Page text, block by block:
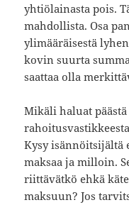
yhtiölainasta pois.
mahdollista. Osa
ylimääräisestä
kovin suurta
saattaa olla
Mikäli haluat
Kysy isännöitsijältä
maksaa ja milloin.
riittävätkö ehkä
maksuun? Jos